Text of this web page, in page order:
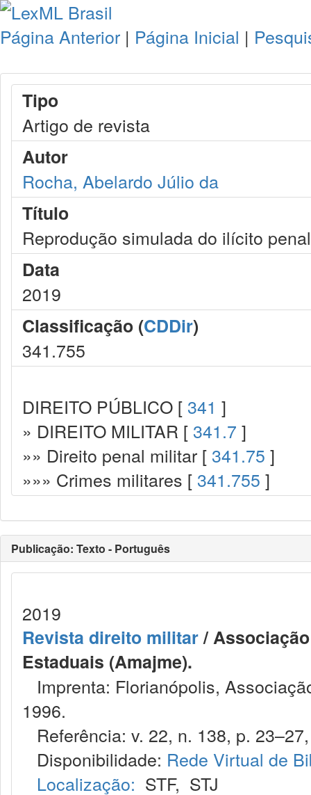
Página Anterior | Página Inicial |
Tipo
Artigo de revista
Autor
Rocha, Abelardo Júlio da
Título
Reprodução simulada do ilícito
Data
2019
Classificação (CDDir)
341.755
DIREITO PÚBLICO [ 341 ]
» DIREITO MILITAR [ 341.7 ]
»» Direito penal militar [ 341.75 ]
»»» Crimes militares [ 341.755 ]
Publicação: Texto - Português
2019
Revista direito militar/
Estaduais (Amajme).
Imprenta: Florianópolis,
1996.
Referência: v. 22, n. 138, p.
Disponibilidade: Rede Virtual de
Localização: STF, STJ